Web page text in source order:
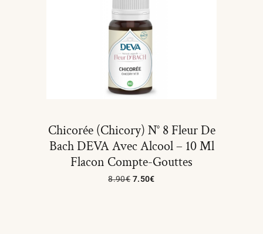
Chicorée (Chicory) N° 8 Fleur De
Bach DEVA Avec Alcool – 10 Ml
Flacon Compte-Gouttes
8.90€ 7.50€